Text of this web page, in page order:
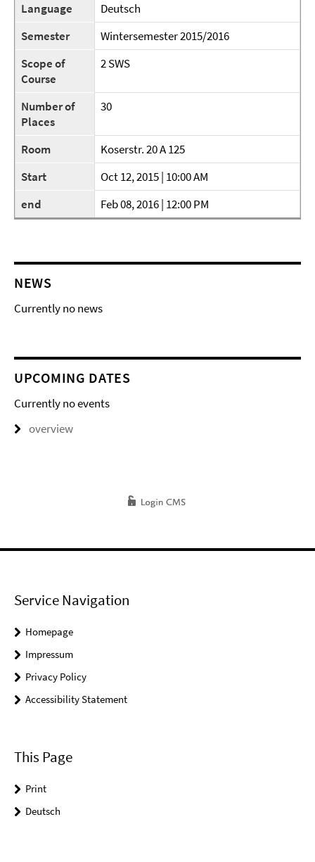
Language
Deutsch
Semester
Wintersemester 2015/2016
Scope of
Course
2 SWS
Number of
Places
30
Room
Koserstr. 20 A 125
Start
Oct 12, 2015 | 10:00 AM
end
Feb 08, 2016 | 12:00 PM
NEWS
Currently no news
UPCOMING DATES
Currently no events
overview
Service Navigation
Homepage
Impressum
Privacy Policy
Accessibility Statement
This Page
Print
Deutsch